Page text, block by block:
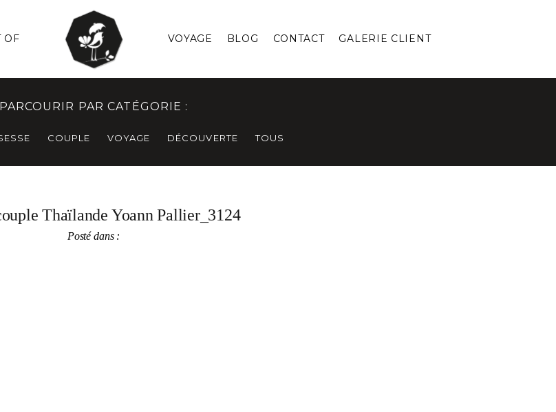
OF VOYAGE BLOG CONTACT GALERIE CLIENT
PARCOURIR PAR CATÉGORIE :
COUPLE VOYAGE DÉCOUVERTE TOUS
Thaïlande Yoann Pallier_3124
Posté dans :